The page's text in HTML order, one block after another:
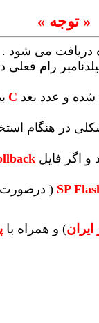
« توجه »
دریافت می شود .
رام فعلی
و عدد بعد C
در هنگام
و اگر فایل
SP ( درصورت
) و همراه با